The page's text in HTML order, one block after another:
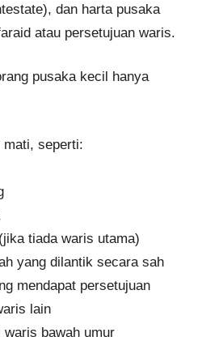
dan harta pusaka
atau persetujuan waris.
pusaka kecil hanya
seperti:
tiada waris utama)
yang dilantik secara sah
mendapat persetujuan
lain
waris bawah umur